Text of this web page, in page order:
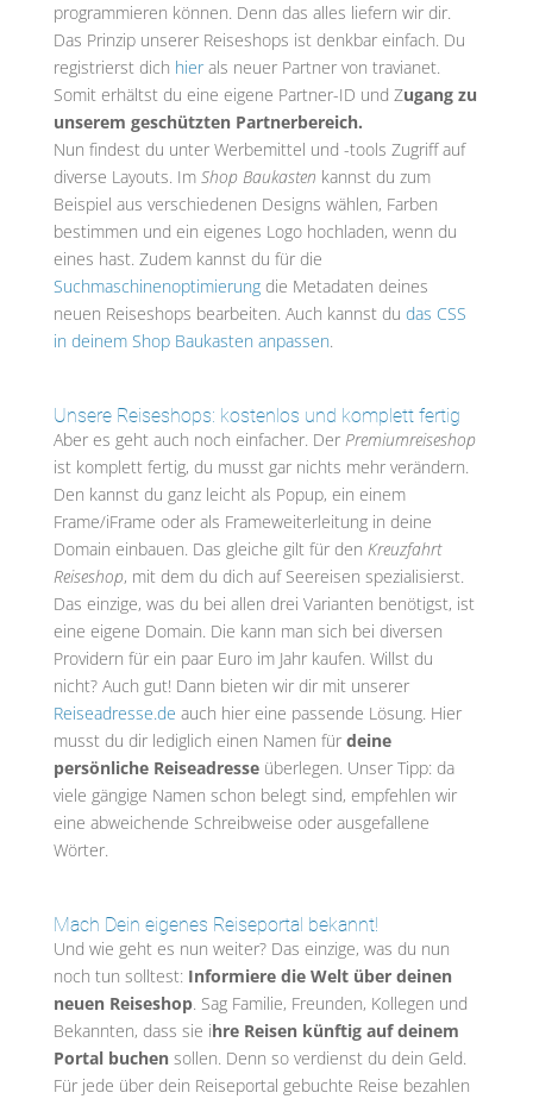
programmieren können. Denn das alles liefern wir dir.
Das Prinzip unserer Reiseshops ist denkbar einfach. Du
registrierst dich hierals neuer Partner von travianet.
Somit erhältst du eine eigene Partner-ID und Zugang zu
unserem geschützten Partnerbereich.
Nun findest du unter Werbemittel und -tools Zugriff auf
diverse Layouts. Im Shop Baukasten kannst du zum
Beispiel aus verschiedenen Designs wählen, Farben
bestimmen und ein eigenes Logo hochladen, wenn du
eines hast. Zudem kannst du für die
Suchmaschinenoptimierungdie Metadaten deines
neuen Reiseshops bearbeiten. Auch kannst du das CSS
in deinem Shop Baukasten anpassen.
Unsere Reiseshops: kostenlos und komplett fertig
Aber es geht auch noch einfacher. Der Premiumreiseshop
ist komplett fertig, du musst gar nichts mehr verändern.
Den kannst du ganz leicht als Popup, ein einem
Frame/iFrame oder als Frameweiterleitung in deine
Domain einbauen. Das gleiche gilt für den Kreuzfahrt
Reiseshop, mit dem du dich auf Seereisen spezialisierst.
Das einzige, was du bei allen drei Varianten benötigst, ist
eine eigene Domain. Die kann man sich bei diversen
Providern für ein paar Euro im Jahr kaufen. Willst du
nicht? Auch gut! Dann bieten wir dir mit unserer
Reiseadresse.de auch hier eine passende Lösung. Hier
musst du dir lediglich einen Namen für deine
persönliche Reiseadresseüberlegen. Unser Tipp: da
viele gängige Namen schon belegt sind, empfehlen wir
eine abweichende Schreibweise oder ausgefallene
Wörter.
Mach Dein eigenes Reiseportal bekannt!
Und wie geht es nun weiter? Das einzige, was du nun
noch tun solltest: Informiere die Welt über deinen
neuen Reiseshop. Sag Familie, Freunden, Kollegen und
Bekannten, dass sie ihre Reisen künftig auf deinem
Portal buchensollen. Denn so verdienst du dein Geld.
Für jede über dein Reiseportal gebuchte Reise bezahlen